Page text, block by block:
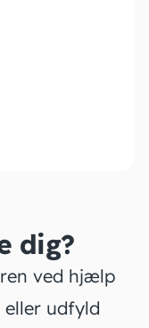
dig?
ved hjælp
eller udfyld